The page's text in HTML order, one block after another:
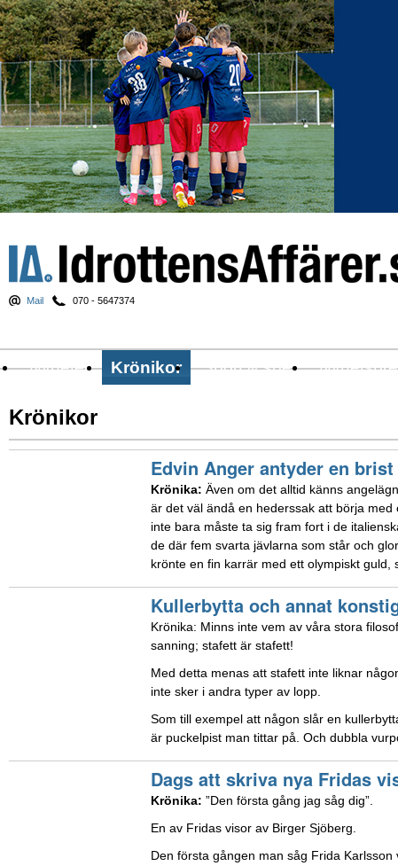
Mail 070 - 5647374
Nyheter Krönikor Sport & spel
Krönikor
Edvin Anger antyder en
Krönika: Även om det alltid känns
är det väl ändå en hederssak att börja
inte bara måste ta sig fram fort i de
de där fem svarta jävlarna som står och
krönte en fin karrär med ett olympiskt guld,
Kullerbytta och annat
Krönika: Minns inte vem av våra stora
sanning; stafett är stafett!
Med detta menas att stafett inte liknar
inte sker i andra typer av lopp.
Som till exempel att någon slår en
är puckelpist man tittar på. Och dubbla
Dags att skriva nya Fridas
Krönika: ”Den första gång jag såg dig”.
En av Fridas visor av Birger Sjöberg.
Den första gången man såg Frida